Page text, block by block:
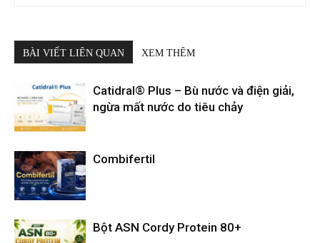
BÀI VIẾT LIÊN QUAN XEM THÊM
Catidral® Plus – Bù nước và điện giải,
ngừa mất nước do tiêu chảy
Combifertil
Bột ASN Cordy Protein 80+